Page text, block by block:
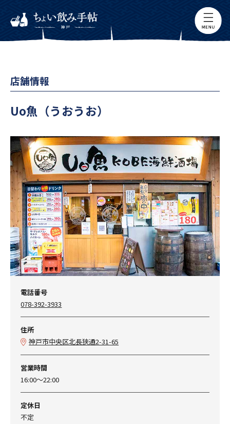
店舗情報
Uo魚（うおうお）
電話番号
078-392-3933
住所
神戸市中央区北長狭通2-31-65
営業時間
16:00～22:00
定休日
不定